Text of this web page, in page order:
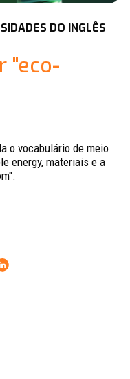
DO INGLÊS
"eco-
o vocabulário de meio
energy, materiais e a